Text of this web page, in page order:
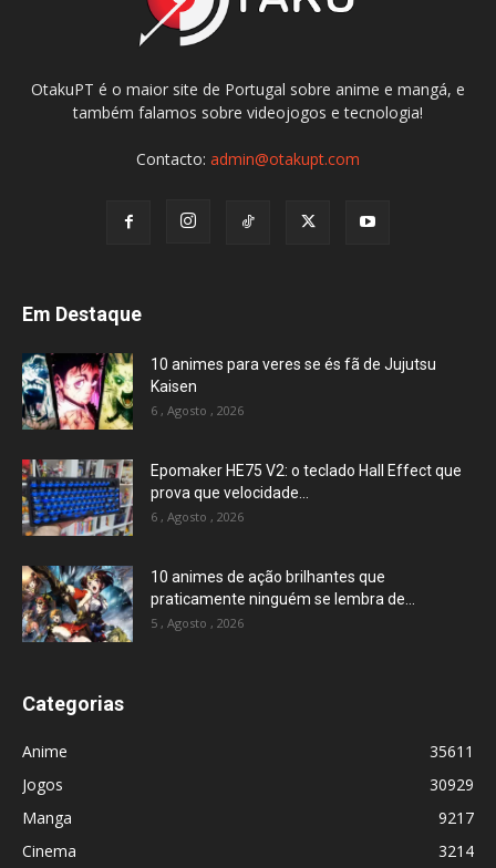
OtakuPT é o maior site de Portugal sobre anime e mangá, e
também falamos sobre videojogos e tecnologia!
Contacto: admin@otakupt.com
Em Destaque
10 animes para veres se és fã de Jujutsu
Kaisen
6 , Agosto , 2026
Epomaker HE75 V2: o teclado Hall Effect que
prova que velocidade...
6 , Agosto , 2026
10 animes de ação brilhantes que
praticamente ninguém se lembra de...
5 , Agosto , 2026
Categorias
Anime
35611
Jogos
30929
Manga
9217
Cinema
3214